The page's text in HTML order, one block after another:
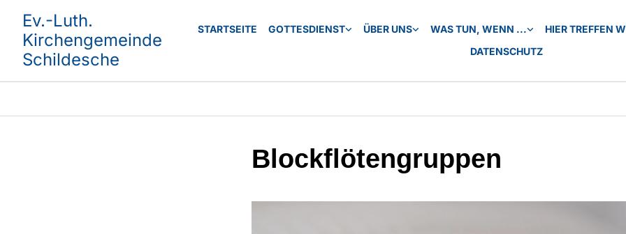
Ev.-Luth.
Kirchengemeinde
Schildesche
STARTSEITE GOTTESDIENST ÜBER UNS WAS TUN, WENN ...
HIER TREFFEN
DATENSCHUTZ
Blockflötengruppen